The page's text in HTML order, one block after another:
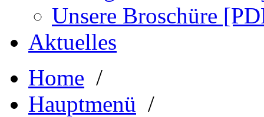
Unsere Broschüre
Aktuelles
Home /
Hauptmenü /